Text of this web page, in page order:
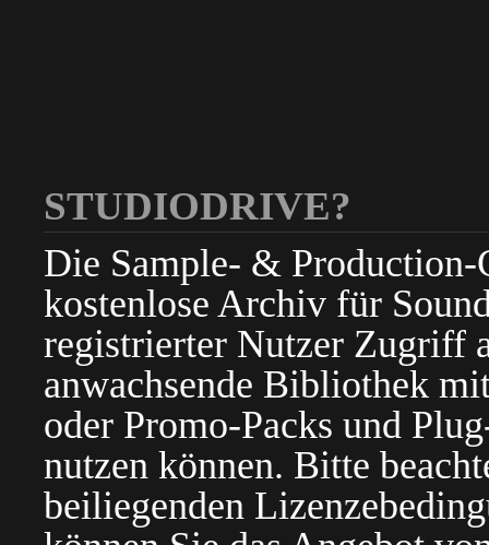
STUDIODRIVE?
Die Sample- &
kostenlose Archiv für
registrierter Nutzer Zugriff
anwachsende Bibliothek
oder Promo-Packs und
nutzen können. Bitte
beiliegenden